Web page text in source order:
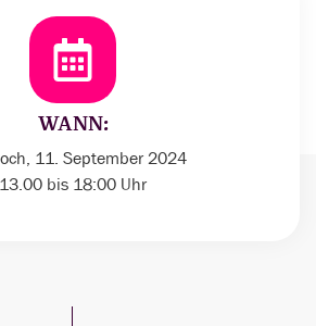
WANN:
11. September 2024
13.00 bis 18:00 Uhr